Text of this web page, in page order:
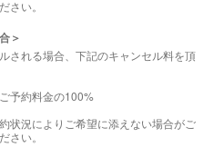
さい。
＞
される場合、下記のキャンセル料を頂
予約料金の100%
状況によりご希望に添えない場合がご
さい。